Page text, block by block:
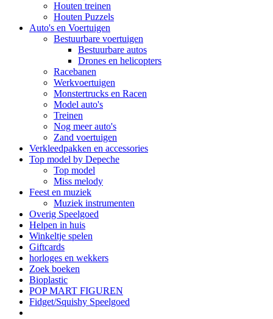
Houten treinen
Houten Puzzels
Auto's en Voertuigen
Bestuurbare voertuigen
Bestuurbare autos
Drones en helicopters
Racebanen
Werkvoertuigen
Monstertrucks en Racen
Model auto's
Treinen
Nog meer auto's
Zand voertuigen
Verkleedpakken en accessories
Top model by Depeche
Top model
Miss melody
Feest en muziek
Muziek instrumenten
Overig Speelgoed
Helpen in huis
Winkeltje spelen
Giftcards
horloges en wekkers
Zoek boeken
Bioplastic
POP MART FIGUREN
Fidget/Squishy Speelgoed